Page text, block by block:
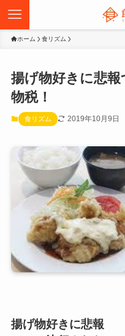
ホーム 食リズム
揚げ物好きに悲
物税！
食リズム 2019年10月9日
揚げ物好きに悲報